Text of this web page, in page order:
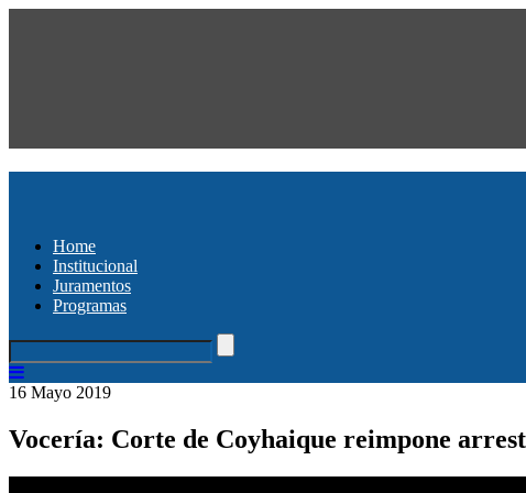
Home
Institucional
Juramentos
Programas
16 Mayo 2019
Vocería: Corte de Coyhaique reimpone